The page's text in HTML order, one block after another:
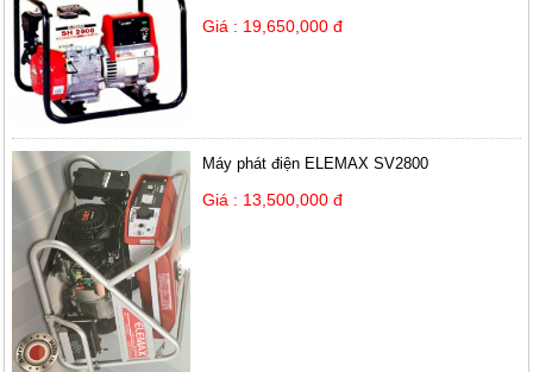
Giá : 19,650,000 đ
Máy phát điện ELEMAX SV2800
Giá : 13,500,000 đ